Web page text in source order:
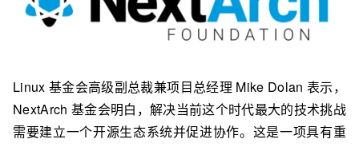
Linux 基金会高级副总裁兼项目总经理 Mike Dolan 表示，
NextArch 基金会明白，解决当前这个时代最大的技术挑战
需要建立一个开源生态系统并促进协作。这是一项具有重